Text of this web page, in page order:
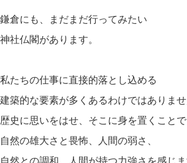
鎌倉にも、まだまだ行ってみたい
神社仏閣があります。
私たちの仕事に直接的落とし込める
建築的な要素が多くあるわけではありませ
歴史に思いをはせ、そこに身を置くことで
自然の雄大さと畏怖、人間の弱さ、